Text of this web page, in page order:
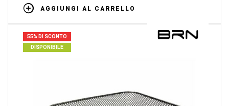
AGGIUNGI AL CARRELLO
55% DI SCONTO
DISPONIBILE